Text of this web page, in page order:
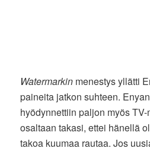
Watermarkin menestys yllätti
paineita jatkon suhteen.
hyödynnettiin paljon myös
osaltaan takasi, ettei hänellä
takoa kuumaa rautaa. Jos